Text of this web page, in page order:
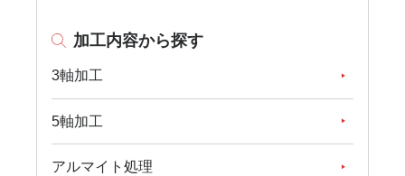
加工内容から探す
3軸加工
5軸加工
アルマイト処理